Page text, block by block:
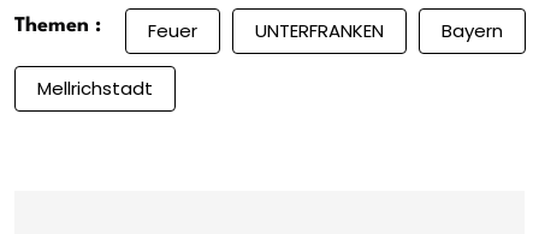
Themen : Feuer UNTERFRANKEN Bayern
Mellrichstadt